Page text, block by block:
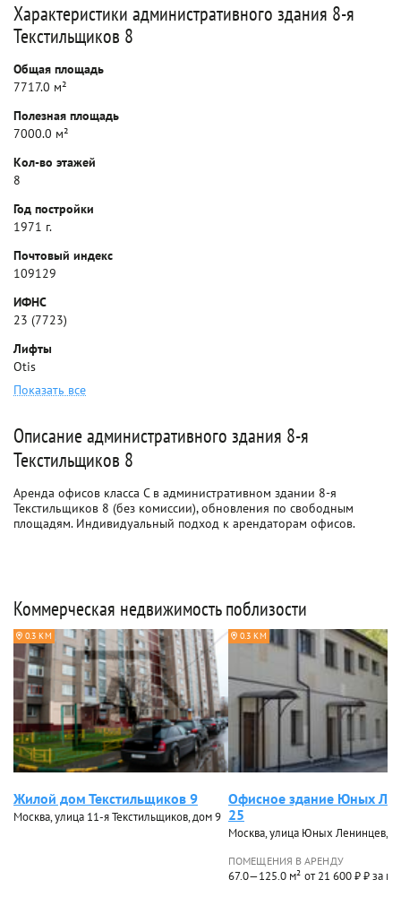
Характеристики административного здания 8-я
Текстильщиков 8
Общая площадь
7717.0 м²
Полезная площадь
7000.0 м²
Кол-во этажей
8
Год постройки
1971 г.
Почтовый индекс
109129
ИФНС
23 (7723)
Лифты
Otis
Показать все
Описание административного здания 8-я
Текстильщиков 8
Аренда офисов класса C в административном здании 8-я
Текстильщиков 8 (без комиссии), обновления по свободным
площадям. Индивидуальный подход к арендаторам офисов.
Коммерческая недвижимость поблизости
0.3 КМ
Жилой дом Текстильщиков 9
Москва, улица 11-я Текстильщиков, дом 9
0.3 КМ
Офисное здание Юных
25
Москва, улица Юных Ленинцев,
ПОМЕЩЕНИЯ В АРЕНДУ
67.0—125.0 м² от 21 600 ₽ ₽ за